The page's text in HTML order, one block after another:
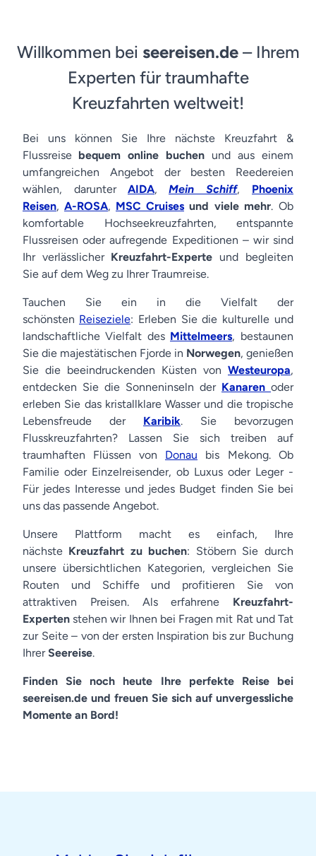
Willkommen bei seereisen.de– Ihrem
Experten für traumhafte
Kreuzfahrten weltweit!
Bei uns können Sie Ihre nächste Kreuzfahrt &
Flussreise bequem online buchen und aus einem
umfangreichen Angebot der besten Reedereien
wählen, darunter AIDA, Mein Schiff, Phoenix
Reisen, A-ROSA, MSC Cruises und viele mehr. Ob
komfortable Hochseekreuzfahrten, entspannte
Flussreisen oder aufregende Expeditionen – wir sind
Ihr verlässlicher Kreuzfahrt-Experte und begleiten
Sie auf dem Weg zu Ihrer Traumreise.
Tauchen Sie ein in die Vielfalt der
schönsten Reiseziele: Erleben Sie die kulturelle und
landschaftliche Vielfalt des Mittelmeers, bestaunen
Sie die majestätischen Fjorde in Norwegen, genießen
Sie die beeindruckenden Küsten von Westeuropa,
entdecken Sie die Sonneninseln der Kanaren oder
erleben Sie das kristallklare Wasser und die tropische
Lebensfreude der Karibik. Sie bevorzugen
Flusskreuzfahrten? Lassen Sie sich treiben auf
traumhaften Flüssen von Donau bis Mekong. Ob
Familie oder Einzelreisender, ob Luxus oder Leger -
Für jedes Interesse und jedes Budget finden Sie bei
uns das passende Angebot.
Unsere Plattform macht es einfach, Ihre
nächste Kreuzfahrt zu buchen: Stöbern Sie durch
unsere übersichtlichen Kategorien, vergleichen Sie
Routen und Schiffe und profitieren Sie von
attraktiven Preisen. Als erfahrene Kreuzfahrt-
Experten stehen wir Ihnen bei Fragen mit Rat und Tat
zur Seite – von der ersten Inspiration bis zur Buchung
IhrerSeereise.
Finden Sie noch heute Ihre perfekte Reise bei
seereisen.de und freuen Sie sich auf unvergessliche
Momente an Bord!